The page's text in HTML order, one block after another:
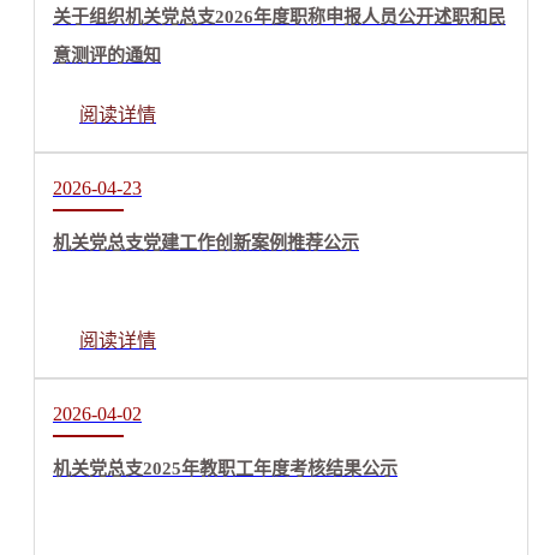
关于组织机关党总支2026年度职称申报人员公开述职和民
意测评的通知
阅读详情
2026-04-23
机关党总支党建工作创新案例推荐公示
阅读详情
2026-04-02
机关党总支2025年教职工年度考核结果公示